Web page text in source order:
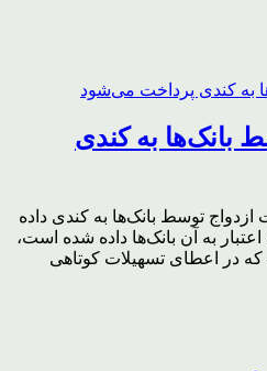
بانک‌ها به کندی
توسط بانک‌ها به کندی داده
به آن بانک‌ها داده شده است،
در اعطای تسهیلات کوتاهی